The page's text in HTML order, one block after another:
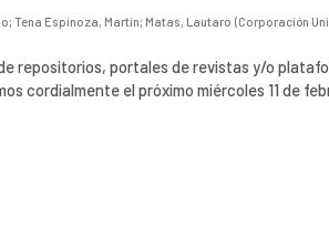
; Tena Espinoza, Martín; Matas, Lautaro (Corporación
repositorios, portales de revistas y/o
cordialmente el próximo miércoles 11 de